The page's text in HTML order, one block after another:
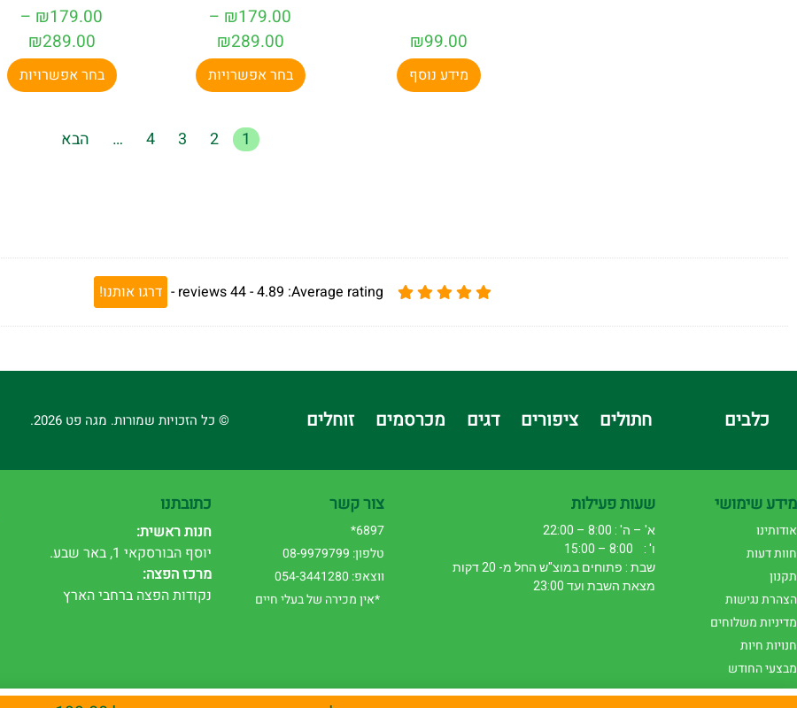
₪99.00
מידע נוסף
₪179.00
–
₪289.00
בחר אפשרויות
₪179.00
–
₪289.00
בחר אפשרויות
1
2
3
4
… הבא
Average rating:
4.89 -
44
reviews
- דרגו אותנו!
כלבים חתולים ציפורים דגים מכרסמים זוחלים © כל הזכויות שמורות. מגה פט 2026.
מידע שימושי
אודותינו
חוות דעות
תקנון
הצהרת נגישות
מדיניות משלוחים
חנויות חיות
מבצעי החודש
שעות פעילות
א' – ה' : 8:00 – 22:00
ו' : 8:00 – 15:00
שבת : פתוחים במוצ"ש החל מ- 20 דקות
מצאת השבת ועד 23:00
צור קשר
6897*
טלפון: 08-9979799
ווצאפ: 054-3441280
*אין מכירה של בעלי חיים
כתובתנו
חנות ראשית:
יוסף הבורסקאי 1, באר שבע.
מרכז הפצה:
נקודות הפצה ברחבי הארץ